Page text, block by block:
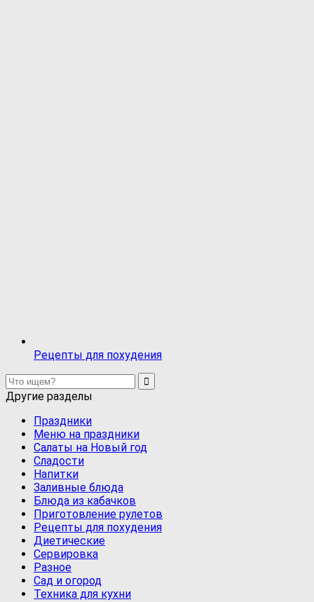
Рецепты для похудения
Другие разделы
Праздники
Меню на праздники
Салаты на Новый год
Сладости
Напитки
Заливные блюда
Блюда из кабачков
Приготовление рулетов
Рецепты для похудения
Диетические
Сервировка
Разное
Сад и огород
Техника для кухни